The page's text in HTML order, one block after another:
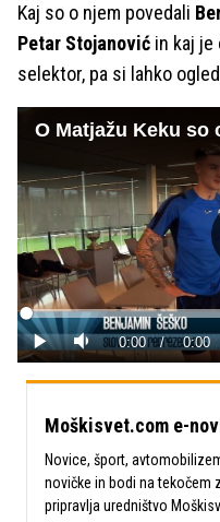
Kaj so o njem povedali
Petar Stojanović in kaj je
selektor, pa si lahko
Predvajaj
Tiho Current
Time
0:00 / 0:00
Loaded:
0%
Moškisvet.com e-
Novice, šport,
novičke in bodi na tekočem
pripravlja uredništvo